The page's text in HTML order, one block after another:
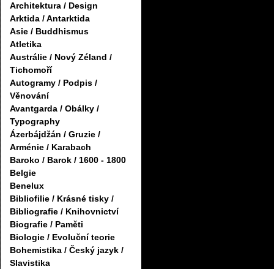
Architektura / Design
Arktida / Antarktida
Asie / Buddhismus
Atletika
Austrálie / Nový Zéland /
Tichomoří
Autogramy / Podpis /
Věnování
Avantgarda / Obálky /
Typography
Ázerbájdžán / Gruzie /
Arménie / Karabach
Baroko / Barok / 1600 - 1800
Belgie
Benelux
Bibliofilie / Krásné tisky /
Bibliografie / Knihovnictví
Biografie / Paměti
Biologie / Evoluční teorie
Bohemistika / Český jazyk /
Slavistika